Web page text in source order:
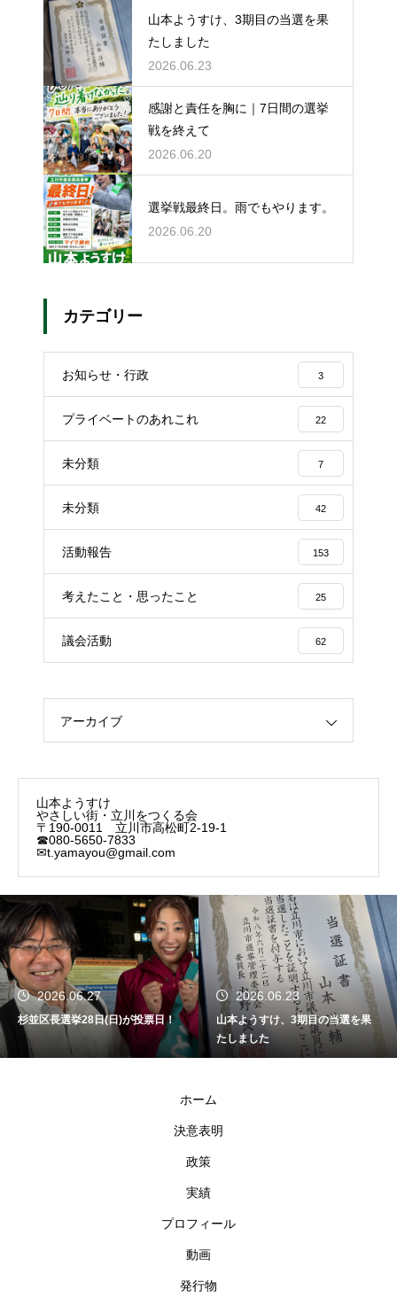
山本ようすけ、3期目の当選を果
たしました
2026.06.23
感謝と責任を胸に｜7日間の選挙
戦を終えて
2026.06.20
選挙戦最終日。雨でもやります。
2026.06.20
カテゴリー
お知らせ・行政 3
プライベートのあれこれ 22
未分類 7
未分類 42
活動報告 153
考えたこと・思ったこと 25
議会活動 62
アーカイブ
山本ようすけ
やさしい街・立川をつくる会
〒190-0011 立川市高松町2-19-1
☎080-5650-7833
✉t.yamayou@gmail.com
2026.06.27
杉並区長選挙28日(日)が投票日！
2026.06.23
山本ようすけ、3期目の当選を果
たしました
ホーム
決意表明
政策
実績
プロフィール
動画
発行物